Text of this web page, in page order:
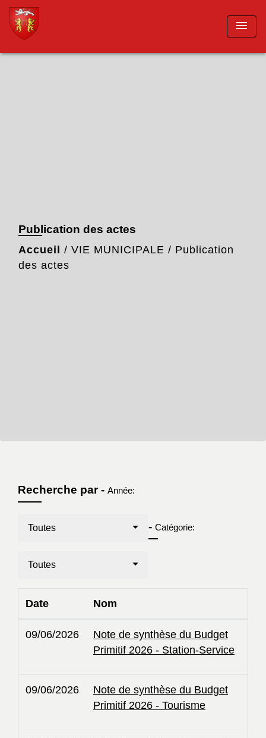
menu
Publication des actes
Accueil / VIE MUNICIPALE / Publication
des actes
Recherche par - Année:
Toutes - Catégorie:
Toutes
Date Nom
09/06/2026
Note de synthèse du Budget
Primitif 2026 - Station-Service
09/06/2026
Note de synthèse du Budget
Primitif 2026 - Tourisme